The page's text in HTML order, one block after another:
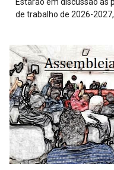
de trabalho de 2026-